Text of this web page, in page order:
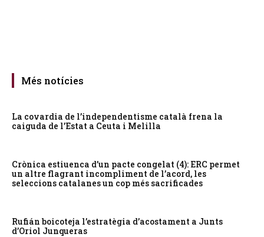
Més notícies
La covardia de l’independentisme català frena la
caiguda de l’Estat a Ceuta i Melilla
Crònica estiuenca d’un pacte congelat (4): ERC permet
un altre flagrant incompliment de l’acord, les
seleccions catalanes un cop més sacrificades
Rufián boicoteja l’estratègia d’acostament a Junts
d’Oriol Junqueras